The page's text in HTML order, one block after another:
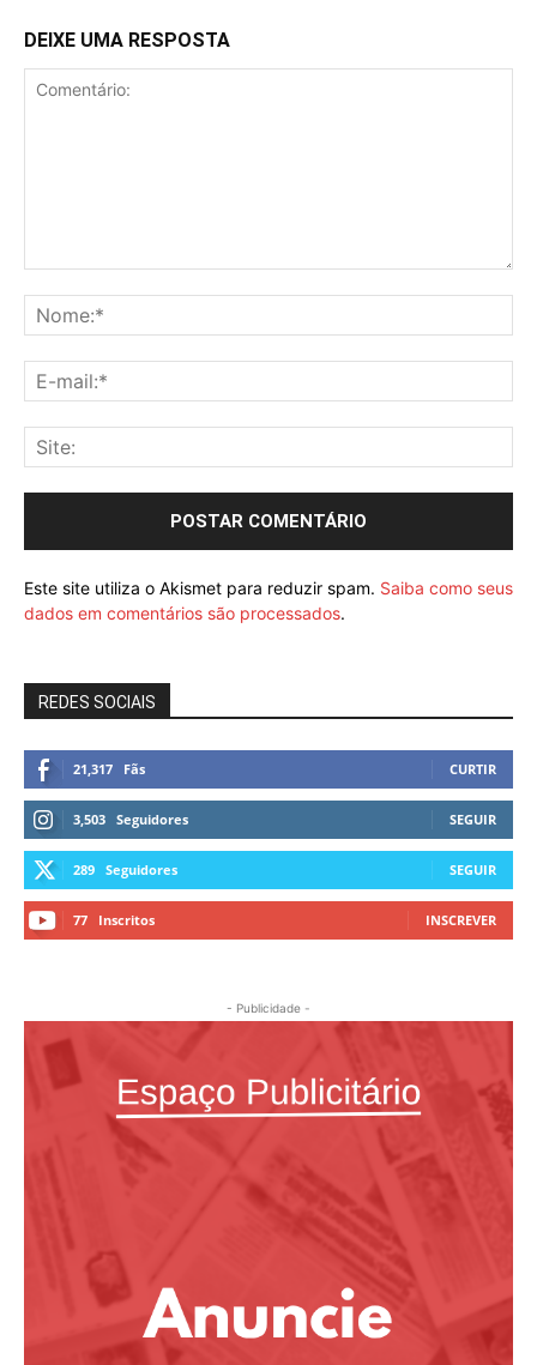
DEIXE UMA RESPOSTA
Este site utiliza o Akismet para reduzir spam. Saiba como seus
dados em comentários são processados.
REDES SOCIAIS
21,317 Fãs CURTIR
3,503 Seguidores SEGUIR
289 Seguidores SEGUIR
77 Inscritos INSCREVER
- Publicidade -